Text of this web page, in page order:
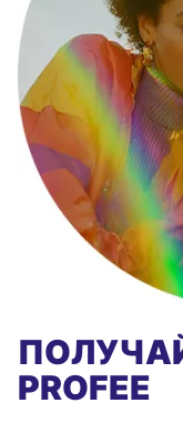
PROFEE